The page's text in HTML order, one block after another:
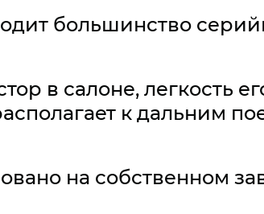
большинство
в салоне, легкость
к дальним
на собственном